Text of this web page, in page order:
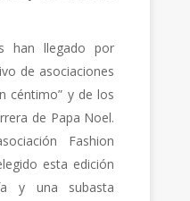
han llegado por
de asociaciones
céntimo” y de los
de Papa Noel.
Fashion
esta edición
y una subasta